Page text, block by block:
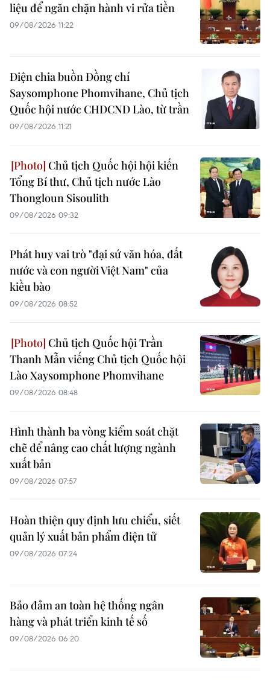
liệu để ngăn chặn hành vi rửa tiền
09/08/2026 11:22
Điện chia buồn Đồng chí
Saysomphone Phomvihane, Chủ tịch
Quốc hội nước CHDCND Lào, từ trần
09/08/2026 11:21
Chủ tịch Quốc hội hội kiến
Tổng Bí thư, Chủ tịch nước Lào
Thongloun Sisoulith
09/08/2026 09:32
Phát huy vai trò "đại sứ văn hóa, đất
nước và con người Việt Nam" của
kiều bào
09/08/2026 08:52
Chủ tịch Quốc hội Trần
Thanh Mẫn viếng Chủ tịch Quốc hội
Lào Xaysomphone Phomvihane
09/08/2026 08:48
Hình thành ba vòng kiểm soát chặt
chẽ để nâng cao chất lượng ngành
xuất bản
09/08/2026 07:57
Hoàn thiện quy định lưu chiểu, siết
quản lý xuất bản phẩm điện tử
09/08/2026 07:24
Bảo đảm an toàn hệ thống ngân
hàng và phát triển kinh tế số
09/08/2026 06:20